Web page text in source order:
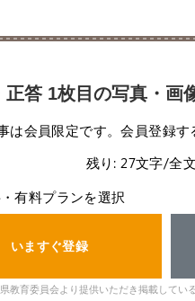
正答 1枚目の写真・画
は会員限定です。会員登録す
残り: 27文字/全
有料プランを選択
いますぐ登録
教育委員会より提供いただき掲載して